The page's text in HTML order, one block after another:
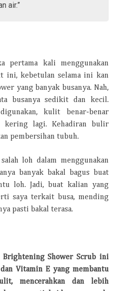
air.”
pertama kali menggunakan
ini, kebetulan selama ini kan
yang banyak busanya. Nah,
busanya sedikit dan kecil.
kulit benar-benar
kering lagi. Kehadiran bulir
pembersihan tubuh.
loh dalam menggunakan
banyak bakal bagus buat
loh. Jadi, buat kalian yang
saya terkait busa, mending
pasti bakal terasa.
Brightening Shower Scrub ini
Vitamin E yang membantu
mencerahkan dan lebih